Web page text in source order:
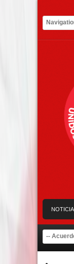
Comunicado Oficial
Apertura del proceso